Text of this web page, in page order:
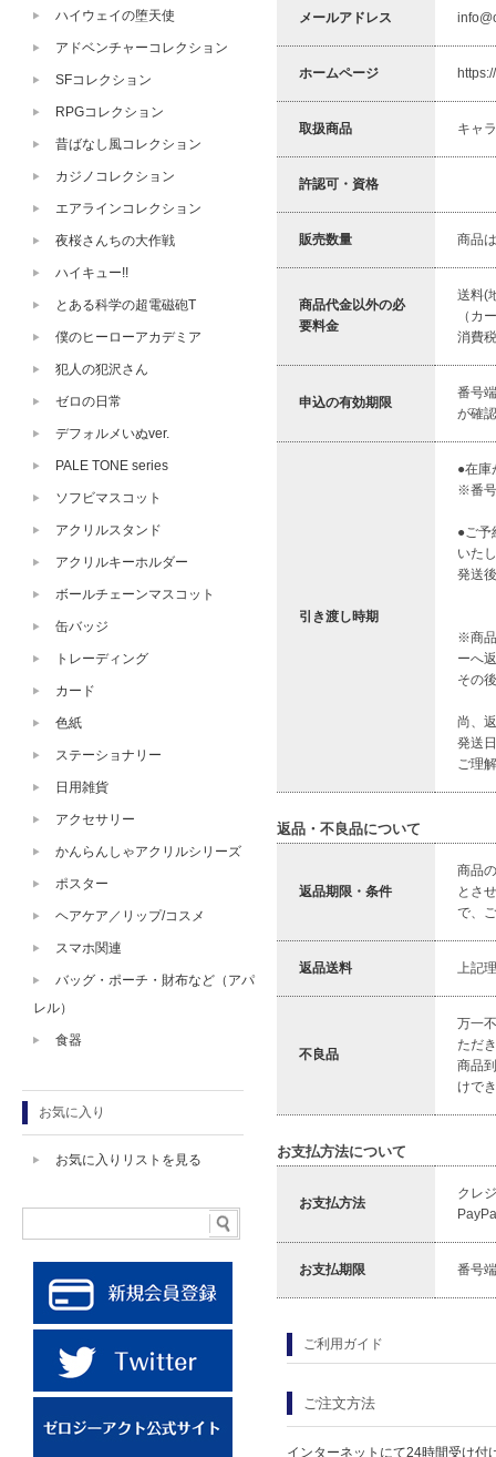
メールアドレス
ホームページ
取扱商品 キャ
許認可・資格
販売数量 商品
商品代金以外の必
要料金
送料(
（カ
消費
申込の有効期限
番号
が確
引き渡し時期
●在庫
※番号
●ご予
いた
発送
※商品
ーへ
その
尚、
発送
ご理
返品・不良品について
返品期限・条件
商品
とさ
で、
返品送料 上記
不良品
万一
ただ
商品
けで
お支払方法について
お支払方法
クレ
お支払期限 番号
ご利用ガイド
ご注文方法
インターネットにて24時間受け付
ハイウェイの堕天使
アドベンチャーコレクション
SFコレクション
RPGコレクション
昔ばなし風コレクション
カジノコレクション
エアラインコレクション
夜桜さんちの大作戦
ハイキュー!!
とある科学の超電磁砲T
僕のヒーローアカデミア
犯人の犯沢さん
ゼロの日常
デフォルメいぬver.
PALE TONE series
ソフビマスコット
アクリルスタンド
アクリルキーホルダー
ボールチェーンマスコット
缶バッジ
トレーディング
カード
色紙
ステーショナリー
日用雑貨
アクセサリー
かんらんしゃアクリルシリーズ
ポスター
ヘアケア／リップ/コスメ
スマホ関連
バッグ・ポーチ・財布など（アパ
レル）
食器
お気に入り
お気に入りリストを見る